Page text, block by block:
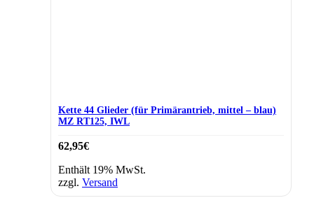
Kette 44 Glieder (für Primärantrieb, mittel – blau)
MZ RT125, IWL
62,95€
Enthält 19% MwSt.
zzgl. Versand